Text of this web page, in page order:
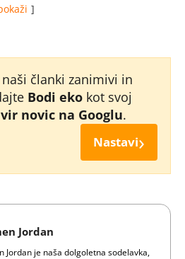
članki zanimivi in
Bodi eko kot svoj
novic na Googlu.
Nastavi›
Jordan
Jordan je naša dolgoletna sodelavka,